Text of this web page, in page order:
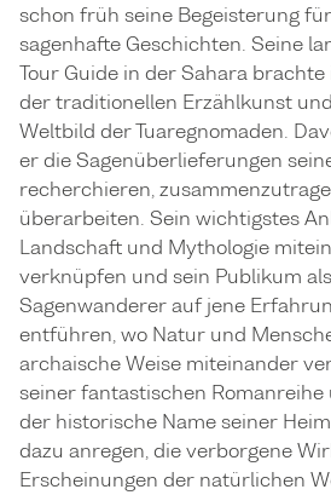
schon früh seine Begeisterung
sagenhafte Geschichten. Seine
Tour Guide in der Sahara
der traditionellen Erzählkunst
Weltbild der Tuaregnomaden.
er die Sagenüberlieferungen
recherchieren,
überarbeiten. Sein wichtigstes
Landschaft und Mythologie
verknüpfen und sein Publikum
Sagenwanderer auf jene
entführen, wo Natur und
archaische Weise miteinander
seiner fantastischen Romanreihe
der historische Name seiner
dazu anregen, die verborgene
Erscheinungen der natürlichen